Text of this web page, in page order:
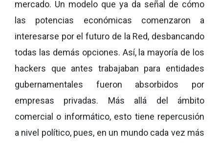
mercado. Un modelo que ya da señal de cómo
las potencias económicas comenzaron a
interesarse por el futuro de la Red, desbancando
todas las demás opciones. Así, la mayoría de los
hackers que antes trabajaban para entidades
gubernamentales fueron absorbidos por
empresas privadas. Más allá del ámbito
comercial o informático, esto tiene repercusión
a nivel político, pues, en un mundo cada vez más